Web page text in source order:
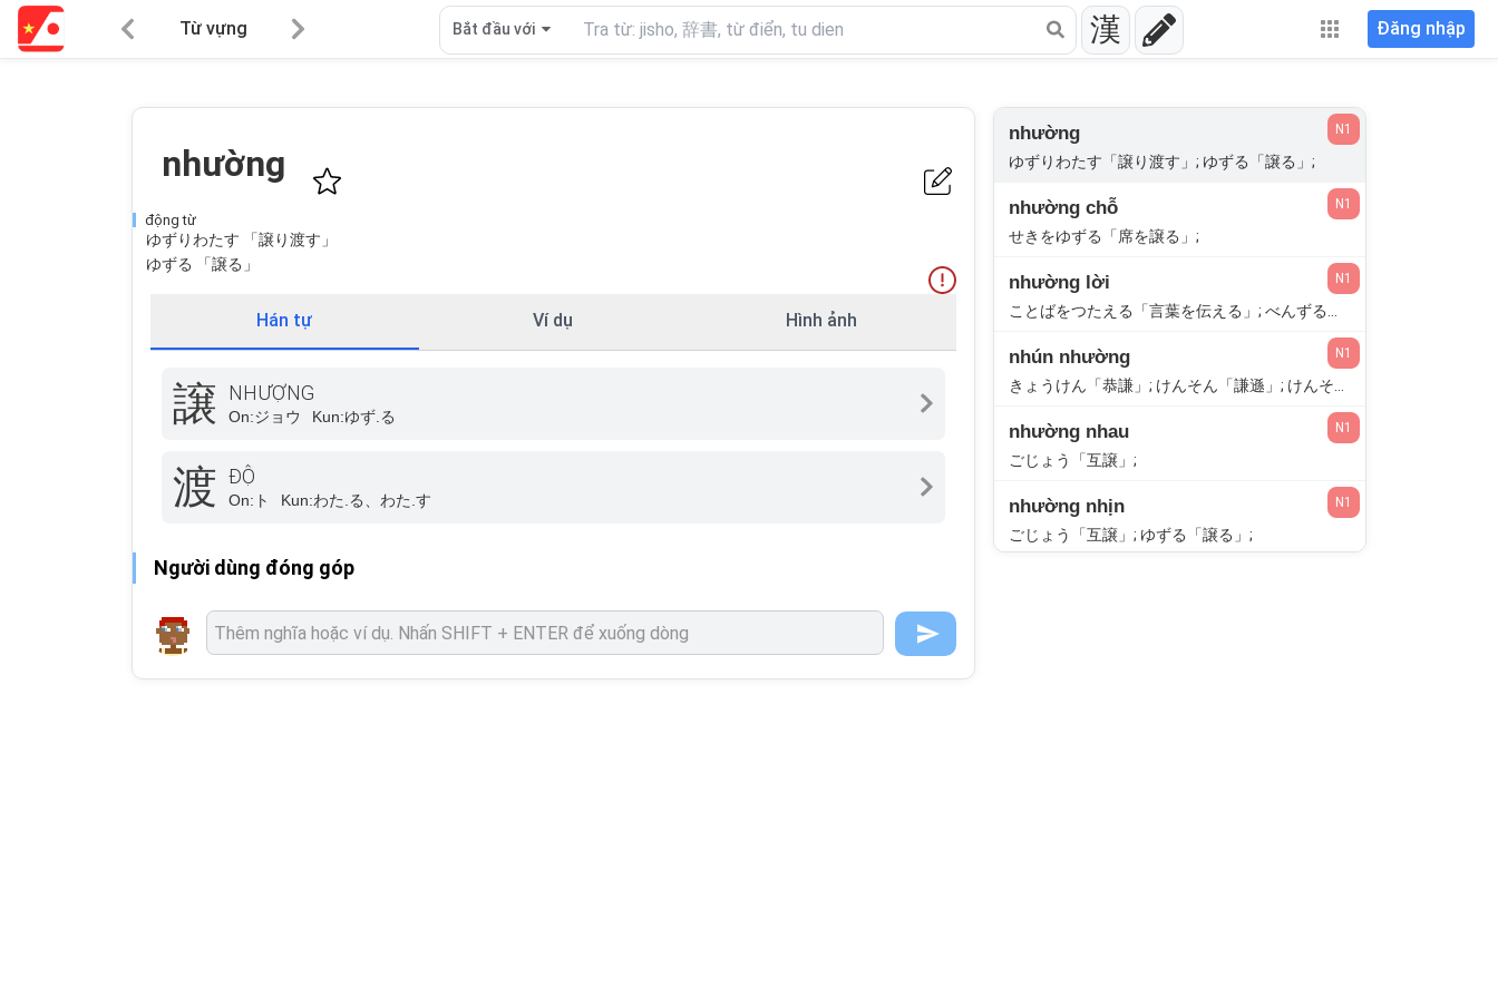
Từ vựng 漢
Bắt đầu với Đăng nhập
nhường
động từ
ゆずりわたす 「譲り渡す」
ゆずる 「譲る」
Hán tự Ví dụ Hình ảnh
譲 NHƯỢNG
On:ジョウ Kun:ゆず.る
渡 ĐỘ
On: ト Kun:わた.る、わた.す
Người dùng đóng góp
nhường
ゆずりわたす「譲り渡す」; ゆずる「譲る」;
N1
nhường chỗ
せきをゆずる「席を譲る」;
N1
nhường lời N1
nhún nhường N1
nhường nhau
ごじょう「互譲」;
N1
nhường nhịn
ごじょう「互譲」; ゆずる「譲る」;
N1